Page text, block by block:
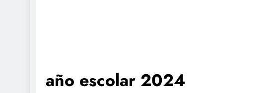
año escolar 2024